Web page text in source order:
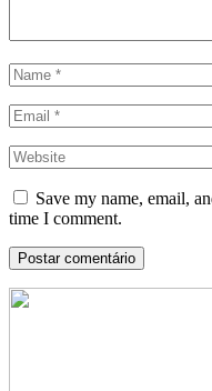
Save my name, email,
time I comment.